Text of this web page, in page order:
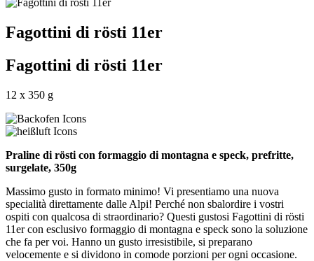
Fagottini di rösti 11er
Fagottini di rösti 11er
12 x 350 g
Praline di rösti con formaggio di montagna e speck, prefritte,
surgelate, 350g
Massimo gusto in formato minimo! Vi presentiamo una nuova
specialità direttamente dalle Alpi! Perché non sbalordire i vostri
ospiti con qualcosa di straordinario? Questi gustosi Fagottini di rösti
11er con esclusivo formaggio di montagna e speck sono la soluzione
che fa per voi. Hanno un gusto irresistibile, si preparano
velocemente e si dividono in comode porzioni per ogni occasione.